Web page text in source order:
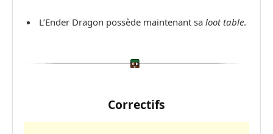
L’Ender Dragon possède maintenant sa loot table.
Correctifs